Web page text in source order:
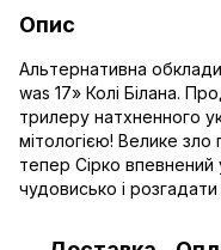
Опис
Альтернативна
was 17» Колі Білана.
трилеру натхненного
мітологією! Велике зло
тепер Сірко
чудовисько і